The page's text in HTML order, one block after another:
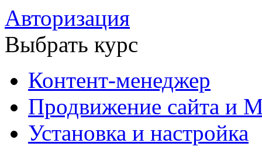
Авторизация
Выбрать курс
Контент-менеджер
Продвижение сайта и
Установка и настройка